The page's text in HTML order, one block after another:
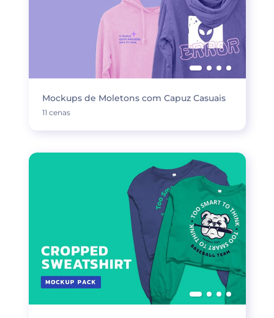
Mockups de Moletons com Capuz Casuais
11 cenas